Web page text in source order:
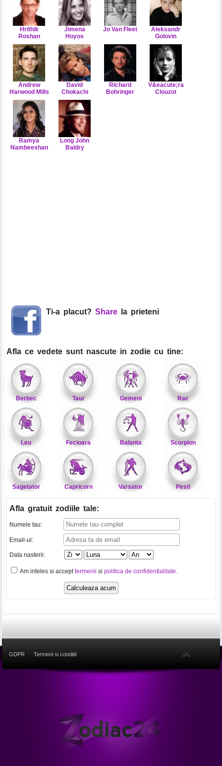
Hrithik
Roshan
Jimena
Hoyos
Jo Van Fleet
Aleksandr
Golovin
Andrew
Harwood Mills
David
Chokachi
Richard
Bohringer
V&eacute;ra
Clouzot
Ramya
Nambeeshan
Long John
Baldry
Ti-a placut? Share la prieteni
Afla ce vedete sunt nascute in zodie cu tine:
Berbec Taur Gemeni Rac
Leu Fecioara Balanta Scorpion
Sagetator Capricorn Varsator Pesti
Afla gratuit zodiile tale:
Numele tau:
Email-ul:
Data nasterii:
Am inteles si accepttermenii si politica de confidentialitate.
GDPR Termeni si conditii